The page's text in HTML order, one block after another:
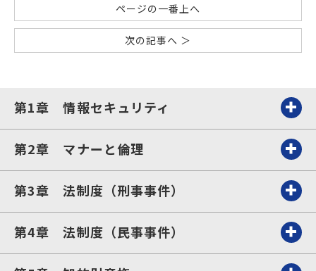
ページの一番上へ
次の記事へ ＞
第1章 情報セキュリティ
第2章 マナーと倫理
第3章 法制度（刑事事件）
第4章 法制度（民事事件）